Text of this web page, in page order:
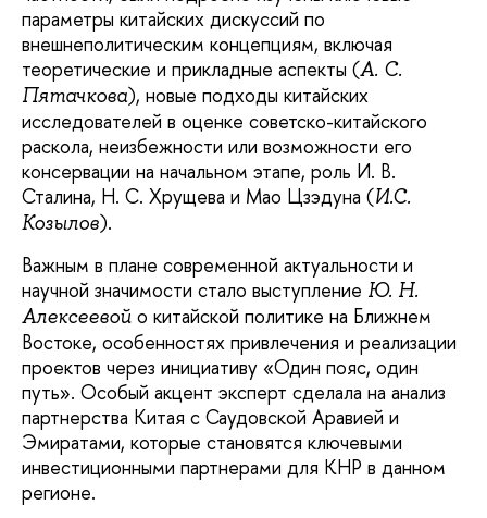
параметры китайских дискуссий по
внешнеполитическим концепциям, включая
теоретические и прикладные аспекты (А. С.
Пятачкова), новые подходы китайских
исследователей в оценке советско-китайского
раскола, неизбежности или возможности его
консервации на начальном этапе, роль И. В.
Сталина, Н. С. Хрущева и Мао Цзэдуна (И.С.
Козылов).
Важным в плане современной актуальности и
научной значимости стало выступление Ю. Н.
Алексеевой о китайской политике на Ближнем
Востоке, особенностях привлечения и реализации
проектов через инициативу «Один пояс, один
путь». Особый акцент эксперт сделала на анализ
партнерства Китая с Саудовской Аравией и
Эмиратами, которые становятся ключевыми
инвестиционными партнерами для КНР в данном
регионе.